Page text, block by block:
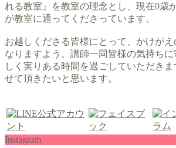
れる教室』を教室の理念とし、現在0歳
が教室に通ってくださっています。
お越しくださる皆様にとって、かけが
なりますよう、講師一同皆様の気持ち
しく実りある時間を過ごしていただき
せて頂きたいと思います。
Instagram